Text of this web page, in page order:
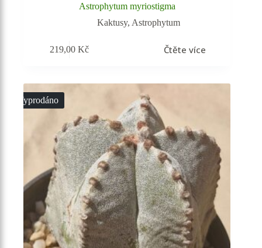
Astrophytum myriostigma
Kaktusy, Astrophytum
219,00Kč Čtěte více
Vyprodáno